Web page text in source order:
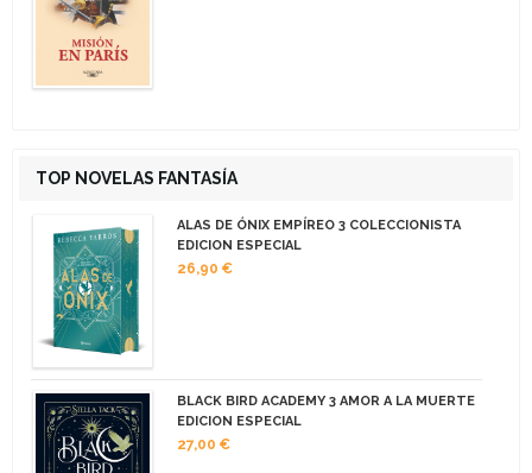
TOP NOVELAS FANTASÍA
ALAS DE ÓNIX EMPÍREO 3 COLECCIONISTA
EDICION ESPECIAL
26,90 €
BLACK BIRD ACADEMY 3 AMOR A LA MUERTE
EDICION ESPECIAL
27,00 €